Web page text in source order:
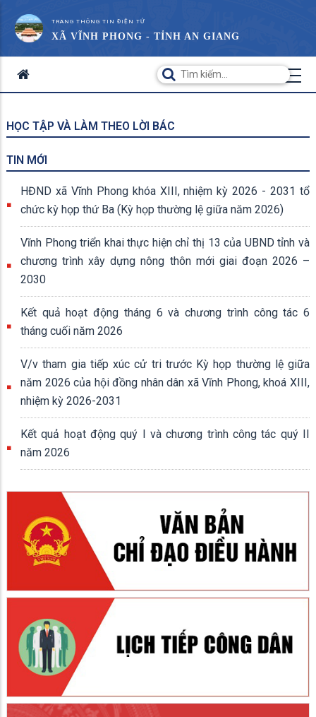
TRANG THÔNG TIN ĐIỆN TỬ
XÃ VĨNH PHONG - TỈNH AN GIANG
HỌC TẬP VÀ LÀM THEO LỜI BÁC
TIN MỚI
HĐND xã Vĩnh Phong khóa XIII, nhiệm kỳ 2026 - 2031 tổ
chức kỳ họp thứ Ba (Kỳ họp thường lệ giữa năm 2026)
Vĩnh Phong triển khai thực hiện chỉ thị 13 của UBND tỉnh và
chương trình xây dựng nông thôn mới giai đoạn 2026 –
2030
Kết quả hoạt động tháng 6 và chương trình công tác 6
tháng cuối năm 2026
V/v tham gia tiếp xúc cử tri trước Kỳ họp thường lệ giữa
năm 2026 của hội đồng nhân dân xã Vĩnh Phong, khoá XIII,
nhiệm kỳ 2026-2031
Kết quả hoạt động quý I và chương trình công tác quý II
năm 2026